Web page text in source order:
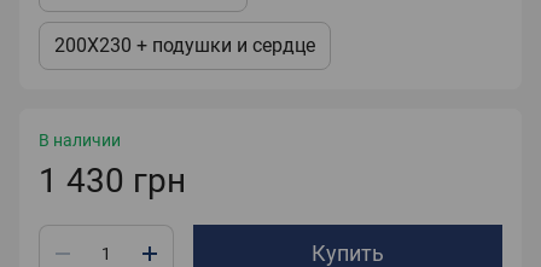
200X230 + подушки и сердце
В наличии
1 430 грн
Купить